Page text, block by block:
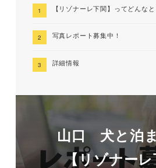
【リゾナーレ下関】ってどんなと
写真レポート募集中！
詳細情報
山口 犬と泊
【リゾナーレ